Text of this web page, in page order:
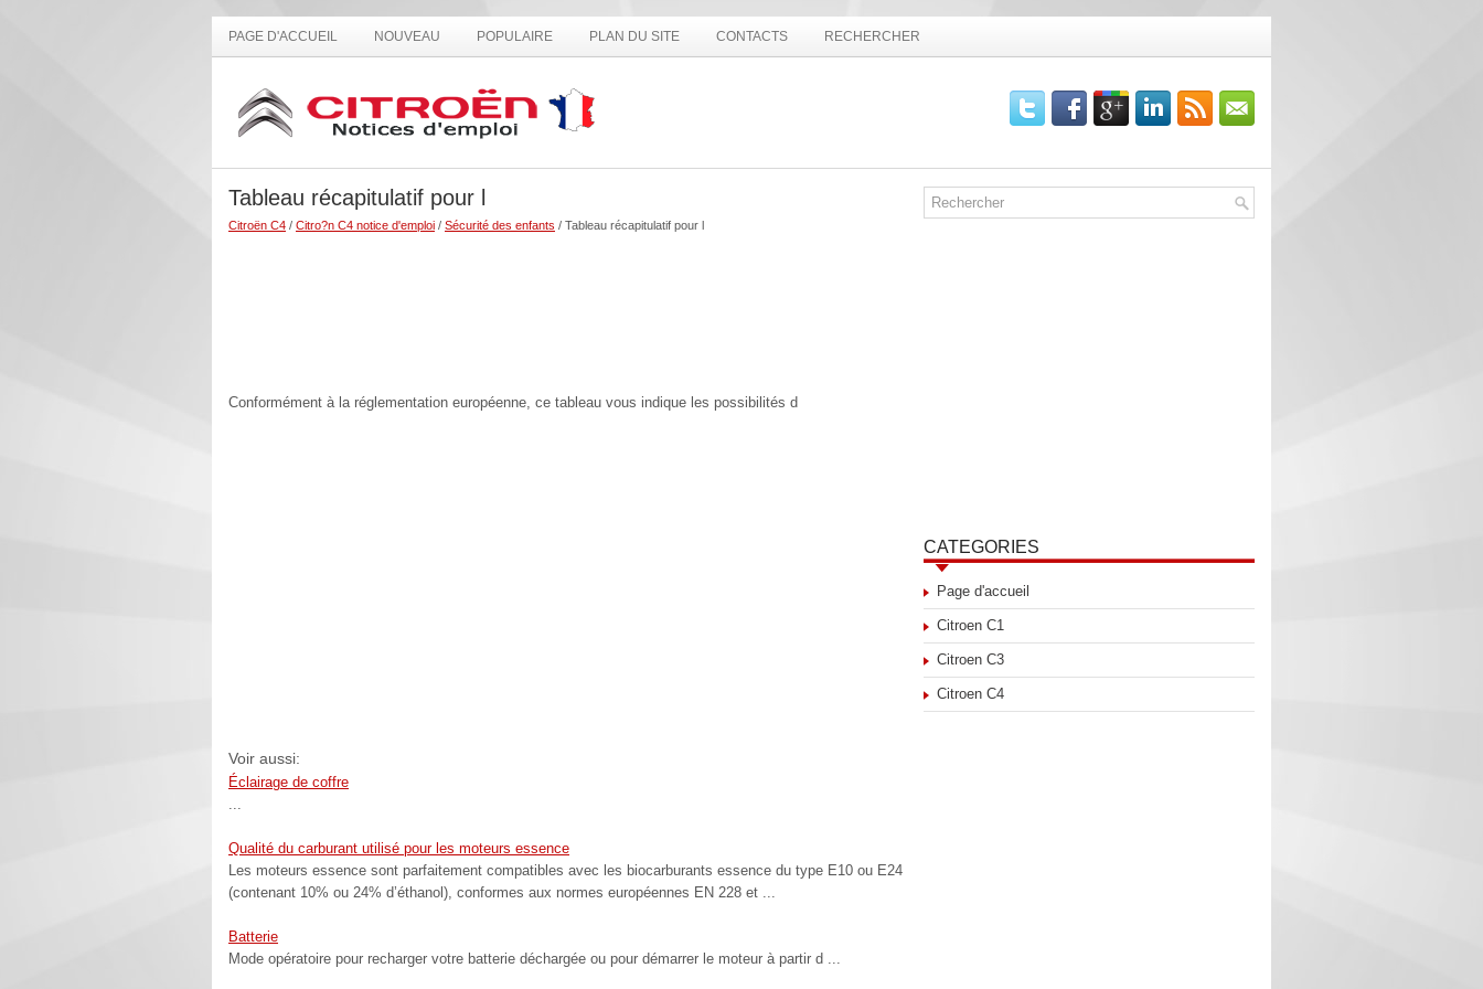
PAGE D'ACCUEIL NOUVEAU POPULAIRE PLAN DU SITE CONTACTS RECHERCHER
Tableau récapitulatif pour l
Citroën C4 / Citro?n C4 notice d'emploi / Sécurité des enfants / Tableau récapitulatif pour l
Conformément à la réglementation européenne, ce tableau vous indique les possibilités d
Voir aussi:
Éclairage de coffre
...
Qualité du carburant utilisé pour les moteurs essence
Les moteurs essence sont parfaitement compatibles avec les biocarburants essence du type E10 ou E24
(contenant 10% ou 24% d’éthanol), conformes aux normes européennes EN 228 et ...
Batterie
Mode opératoire pour recharger votre batterie déchargée ou pour démarrer le moteur à partir d ...
CATEGORIES
Page d'accueil
Citroen C1
Citroen C3
Citroen C4